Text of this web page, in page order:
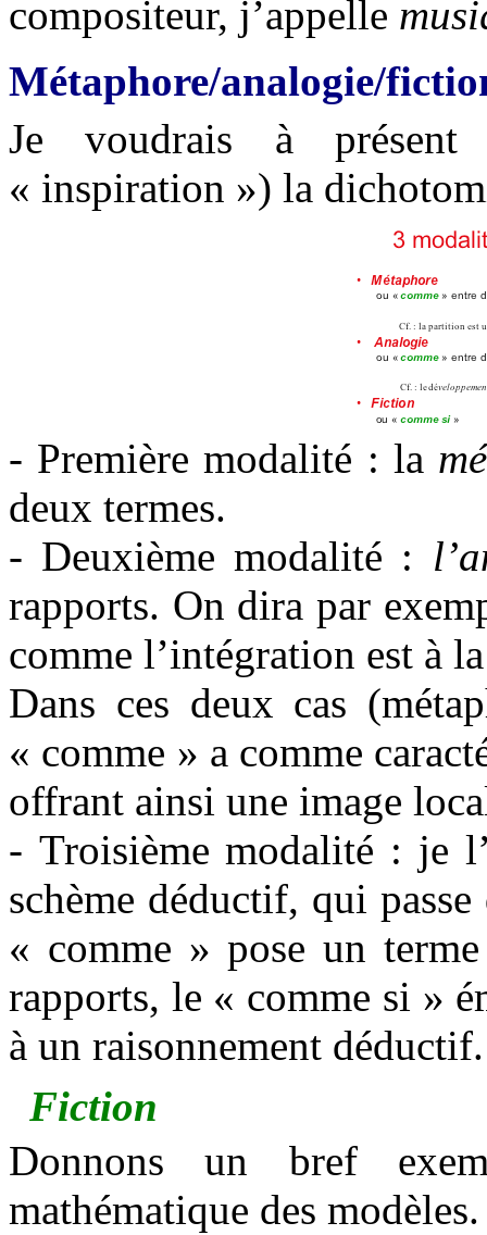
compositeur, j’appelle
Métaphore/analogie/
Je voudrais à
« inspiration ») la
- Première modalité : la
deux termes.
- Deuxième modalité :
rapports. On dira par
comme l’intégration est à
Dans ces deux cas
« comme » a comme
offrant ainsi une image
- Troisième modalité : je
schème déductif, qui
« comme » pose un
rapports, le « comme si »
à un raisonnement déductif.
Fiction
Donnons un bref
mathématique des modèles.